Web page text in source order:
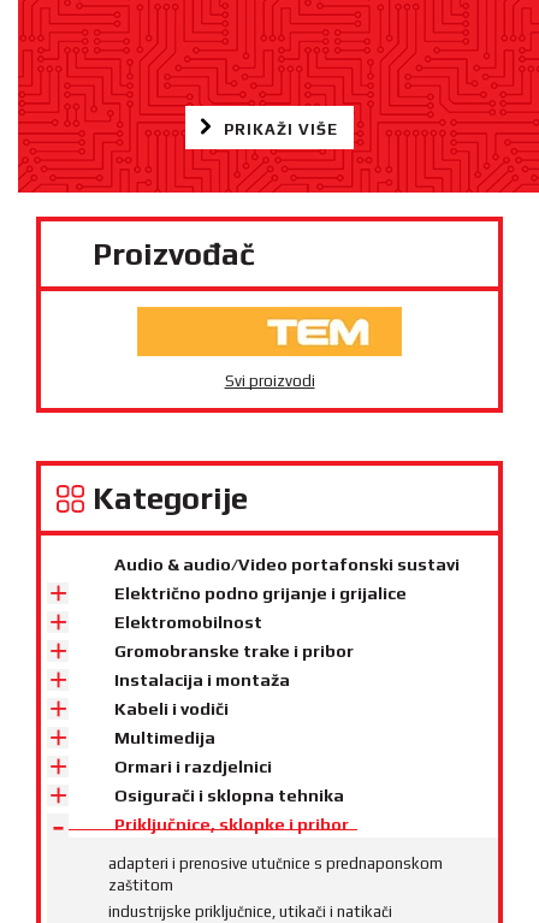
Proizvođač
Svi proizvodi
Kategorije
Audio & audio/Video portafonski sustavi
Električno podno grijanje i grijalice
Elektromobilnost
Gromobranske trake i pribor
Instalacija i montaža
Kabeli i vodiči
Multimedija
Ormari i razdjelnici
Osigurači i sklopna tehnika
Priključnice, sklopke i pribor
adapteri i prenosive utučnice s prednaponskom
zaštitom
industrijske priključnice, utikači i natikači
PRIKAŽI VIŠE